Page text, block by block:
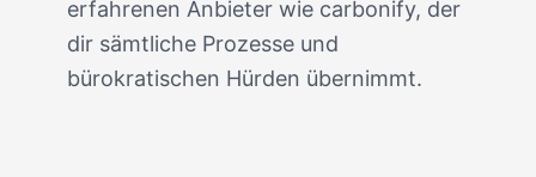
erfahrenen Anbieter wie carbonify, der
dir sämtliche Prozesse und
bürokratischen Hürden übernimmt.